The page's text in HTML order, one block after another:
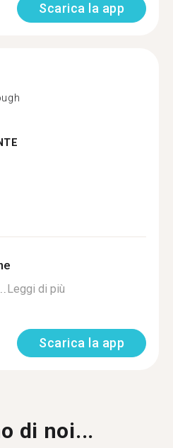
Scarica la app
Leggi di più
Scarica la app
di noi...